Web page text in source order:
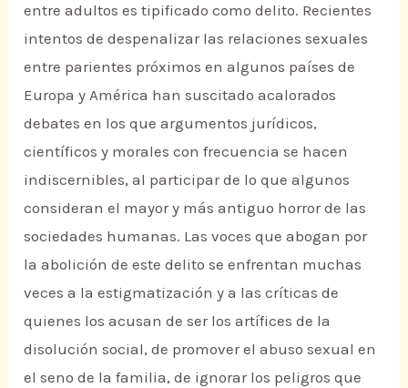
entre adultos es tipificado como delito. Recientes
intentos de despenalizar las relaciones sexuales
entre parientes próximos en algunos países de
Europa y América han suscitado acalorados
debates en los que argumentos jurídicos,
científicos y morales con frecuencia se hacen
indiscernibles, al participar de lo que algunos
consideran el mayor y más antiguo horror de las
sociedades humanas. Las voces que abogan por
la abolición de este delito se enfrentan muchas
veces a la estigmatización y a las críticas de
quienes los acusan de ser los artífices de la
disolución social, de promover el abuso sexual en
el seno de la familia, de ignorar los peligros que